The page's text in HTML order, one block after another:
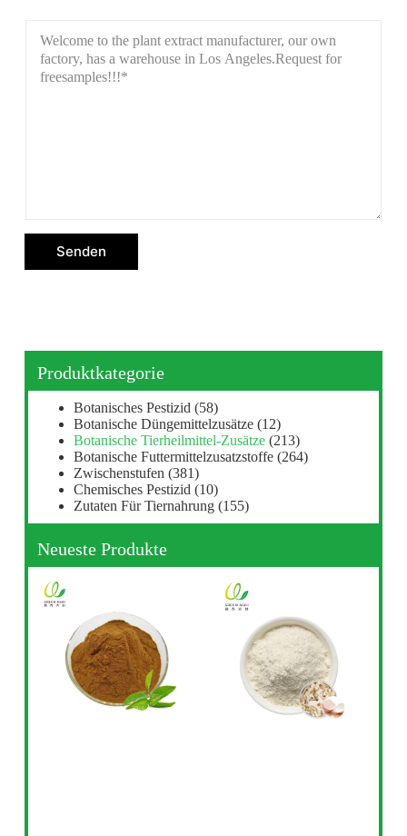
Senden
Produktkategorie
Botanisches Pestizid (58)
Botanische Düngemittelzusätze (12)
Botanische Tierheilmittel-Zusätze (213)
Botanische Futtermittelzusatzstoffe (264)
Zwischenstufen (381)
Chemisches Pestizid (10)
Zutaten Für Tiernahrung (155)
Neueste Produkte